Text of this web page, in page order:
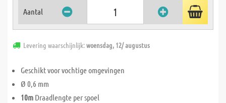
Aantal
Levering waarschijnlijk:woensdag, 12/ augustus
Geschikt voor vochtige omgevingen
Ø 0,6 mm
10m Draadlengte per spoel